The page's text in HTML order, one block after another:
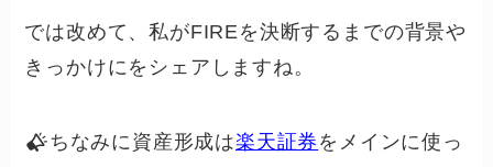
では改めて、私がFIREを決断するまでの背景や
きっかけにをシェアしますね。
ちなみに資産形成は楽天証券 をメインに使っ